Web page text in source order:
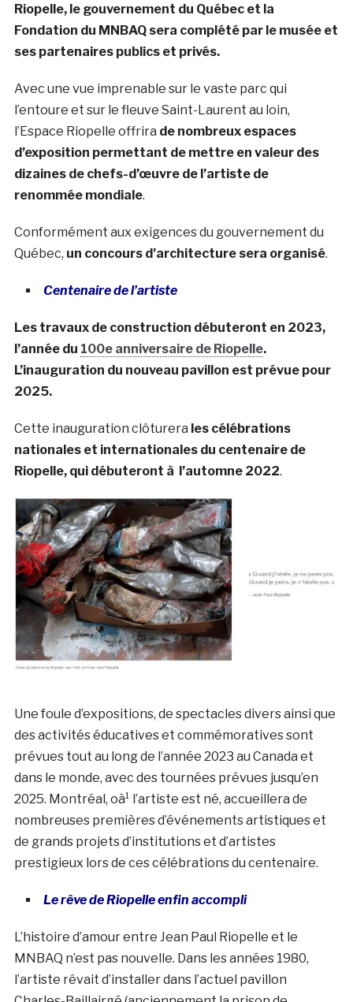
Riopelle, le gouvernement du Québec et la
Fondation du MNBAQ sera complété par le musée et
ses partenaires publics et privés.
Avec une vue imprenable sur le vaste parc qui
l’entoure et sur le fleuve Saint-Laurent au loin,
l’Espace Riopelle offrira de nombreux espaces
d’exposition permettant de mettre en valeur des
dizaines de chefs-d’œuvre de l’artiste de
renommée mondiale.
Conformément aux exigences du gouvernement du
Québec, un concours d’architecture sera organisé.
Centenaire de l’artiste
Les travaux de construction débuteront en 2023,
l’année du 100e anniversaire de Riopelle.
L’inauguration du nouveau pavillon est prévue pour
2025.
Cette inauguration clôturera les célébrations
nationales et internationales du centenaire de
Riopelle, qui débuteront à l’automne 2022.
Une foule d’expositions, de spectacles divers ainsi que
des activités éducatives et commémoratives sont
prévues tout au long de l’année 2023 au Canada et
dans le monde, avec des tournées prévues jusqu’en
2025. Montréal, oà¹ l’artiste est né, accueillera de
nombreuses premières d’événements artistiques et
de grands projets d’institutions et d’artistes
prestigieux lors de ces célébrations du centenaire.
Le rêve de Riopelle enfin accompli
L’histoire d’amour entre Jean Paul Riopelle et le
MNBAQ n’est pas nouvelle. Dans les années 1980,
l’artiste rêvait d’installer dans l’actuel pavillon